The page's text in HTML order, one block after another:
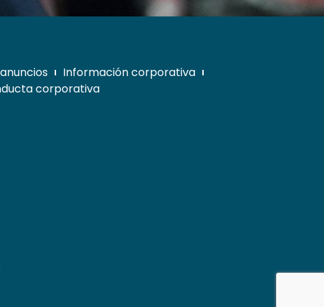
Información corporativa
corporativa